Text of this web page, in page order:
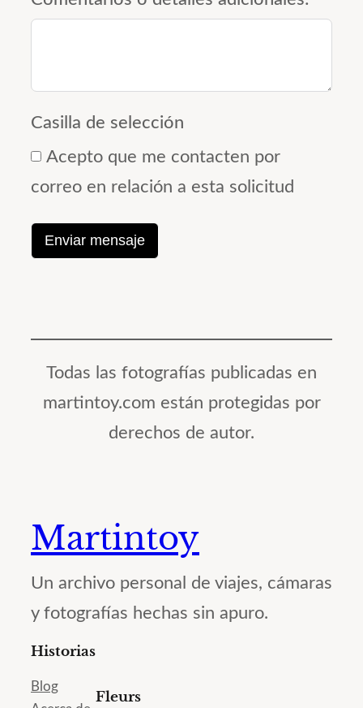
Casilla de selección
Acepto que me contacten por
correo en relación a esta solicitud
Enviar mensaje
Todas las fotografías publicadas en
martintoy.com están protegidas por
derechos de autor.
Martintoy
Un archivo personal de viajes, cámaras
y fotografías hechas sin apuro.
Historias
Blog
Fleurs